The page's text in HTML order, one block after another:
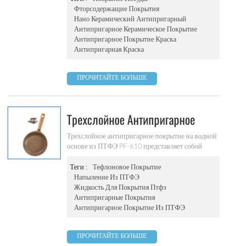
Высокотехнологичное ПТФЭ-
Покрытие
Фторсодержащие Покрытия
Нано Керамический Антипригарный
Антипригарное Керамическое Покрытие
Антипригарное Покрытие Краска
Антипригарная Краска
ПРОЧИТАЙТЕ БОЛЬШЕ
Трехслойное Антипригарное
Покрытие На Водной Основе Из
ПТФЭ.
Трехслойное антипригарное покрытие на водной
основе из ПТФЭ PF-610 представляет собой
основе (стиль кофе)., оно широко применяется для
внутреннего покрытия кухонной посуды с
антипригарным покрытием, такой как
алюминиевые сковороды, воки, кастрюли,
электрические сотейники, электрические формы
ПТФЭ
Теги :
Тефлоновое Покрытие
Напыление Из ПТФЭ
Жидкость Для Покрытия Птфэ
Антипригарные Покрытия
Антипригарное Покрытие Из ПТФЭ
ПРОЧИТАЙТЕ БОЛЬШЕ